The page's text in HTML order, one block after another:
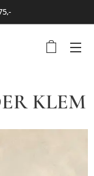
KLEM